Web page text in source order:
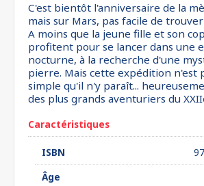
C'est bientôt l'anniversaire de la
mais sur Mars, pas facile de trouver
A moins que la jeune fille et son
profitent pour se lancer dans une
nocturne, à la recherche d'une
pierre. Mais cette expédition n'est
simple qu'il n'y paraît...
des plus grands aventuriers du
Caractéristiques
ISBN
Âge